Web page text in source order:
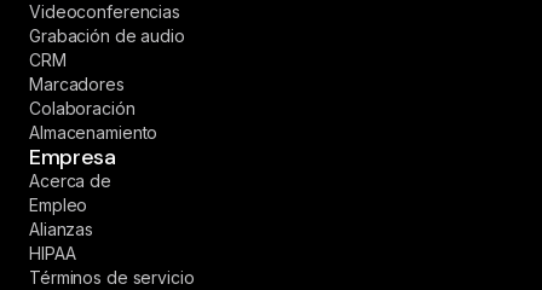
Videoconferencias
Grabación de audio
CRM
Marcadores
Colaboración
Almacenamiento
Empresa
Acerca de
Empleo
Alianzas
HIPAA
Términos de servicio